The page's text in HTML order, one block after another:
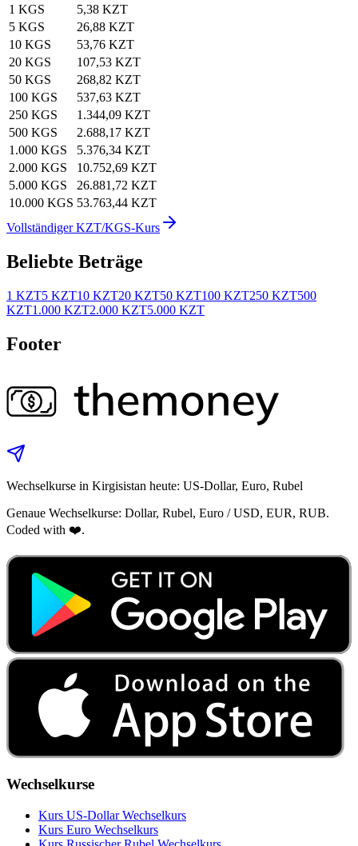
1 KGS
5,38 KZT
5 KGS
26,88 KZT
10 KGS
53,76 KZT
20 KGS
107,53 KZT
50 KGS
268,82 KZT
100 KGS
537,63 KZT
250 KGS
1.344,09 KZT
500 KGS
2.688,17 KZT
1.000 KGS
5.376,34 KZT
2.000 KGS
10.752,69 KZT
5.000 KGS
26.881,72 KZT
10.000 KGS 53.763,44 KZT
Vollständiger KZT/KGS-Kurs
Beliebte Beträge
1 KZT5 KZT10 KZT20 KZT50 KZT100 KZT250 KZT500
KZT1.000 KZT2.000 KZT5.000 KZT
Footer
Wechselkurse in Kirgisistan heute: US-Dollar, Euro, Rubel
Genaue Wechselkurse: Dollar, Rubel, Euro / USD, EUR, RUB.
Coded with ❤️.
Wechselkurse
Kurs US‑Dollar Wechselkurs
Kurs Euro Wechselkurs